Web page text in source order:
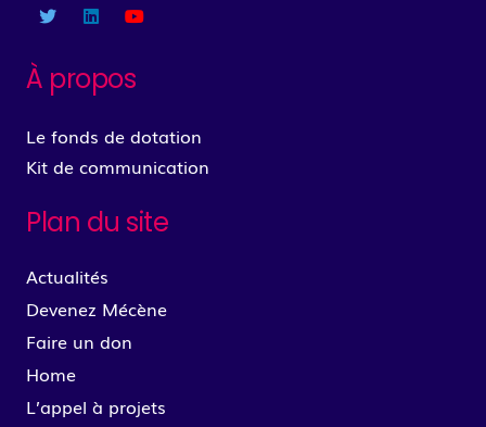
À propos
Le fonds de dotation
Kit de communication
Plan du site
Actualités
Devenez Mécène
Faire un don
Home
L’appel à projets